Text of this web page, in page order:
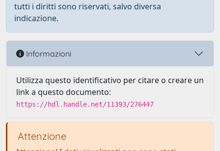
tutti i diritti sono riservati, salvo diversa
indicazione.
Informazioni
Utilizza questo identificativo per citare o creare un
link a questo documento:
https://hdl.handle.net/11393/276447
Attenzione